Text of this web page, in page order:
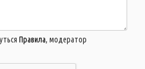
Правила, модератор